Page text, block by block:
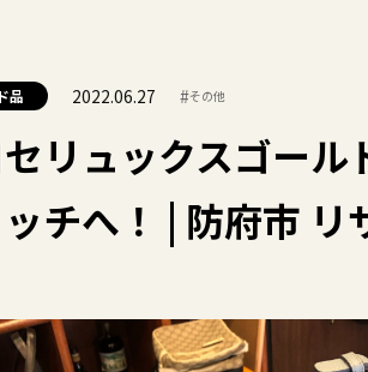
品 2022.06.27 #その他
リュックスゴー
チへ！ | 防府市 リ